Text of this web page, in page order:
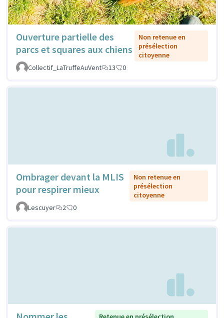
Ouverture partielle des
parcs et squares aux chiens
Non retenue en
présélection
citoyenne
Collectif_LaTruffeAuVent
13 0
Ombrager devant la MLIS
pour respirer mieux
Non retenue en
présélection
citoyenne
Lescuyer
2 0